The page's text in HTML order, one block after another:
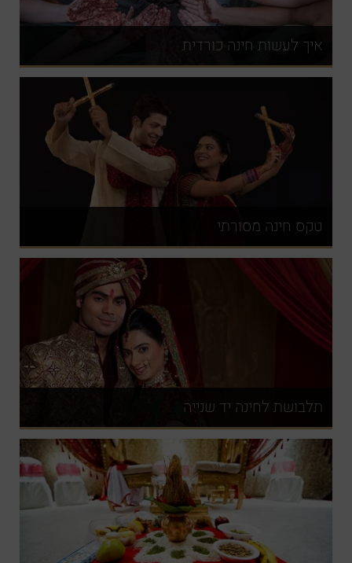
איך לעשות חינה כורדית
טקס חינה מסורתי
תלבושת לחינה יד שנייה